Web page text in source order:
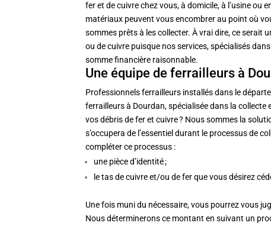
fer et de cuivre chez vous, à domicile, à l’usine ou
matériaux peuvent vous encombrer au point où
sommes prêts à les collecter. À vrai dire, ce serait
ou de cuivre puisque nos services, spécialisés
somme financière raisonnable.
Une équipe de ferrailleurs à
Professionnels ferrailleurs installés dans le
ferrailleurs à Dourdan, spécialisée dans la
vos débris de fer et cuivre ? Nous sommes la
s’occupera de l’essentiel durant le processus de
compléter ce processus :
une pièce d’identité ;
le tas de cuivre et/ou de fer que vous désirez
Une fois muni du nécessaire, vous pourrez vous
Nous déterminerons ce montant en suivant un